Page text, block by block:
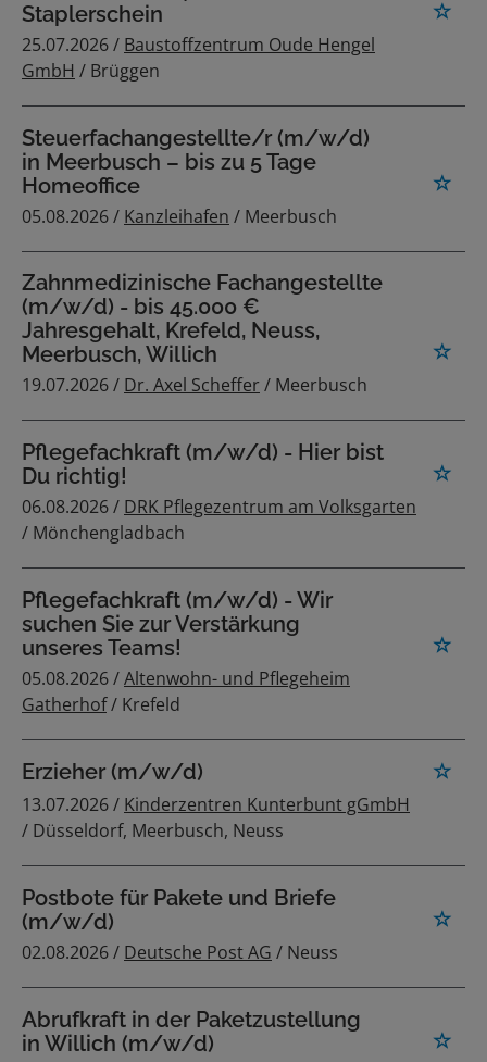
Staplerschein
25.07.2026 / Baustoffzentrum Oude Hengel
GmbH / Brüggen
Steuerfachangestellte/r (m/w/d)
in Meerbusch – bis zu 5 Tage
Homeoffice
05.08.2026 / Kanzleihafen / Meerbusch
Zahnmedizinische Fachangestellte
(m/w/d) - bis 45.000 €
Jahresgehalt, Krefeld, Neuss,
Meerbusch, Willich
19.07.2026 / Dr. Axel Scheffer / Meerbusch
Pflegefachkraft (m/w/d) - Hier bist
Du richtig!
06.08.2026 / DRK Pflegezentrum am Volksgarten
/ Mönchengladbach
Pflegefachkraft (m/w/d) - Wir
suchen Sie zur Verstärkung
unseres Teams!
05.08.2026 /Altenwohn- und Pflegeheim
Gatherhof/ Krefeld
Erzieher (m/w/d)
13.07.2026 / Kinderzentren Kunterbunt gGmbH
/ Düsseldorf, Meerbusch, Neuss
Postbote für Pakete und Briefe
(m/w/d)
02.08.2026 / Deutsche Post AG / Neuss
Abrufkraft in der Paketzustellung
in Willich (m/w/d)